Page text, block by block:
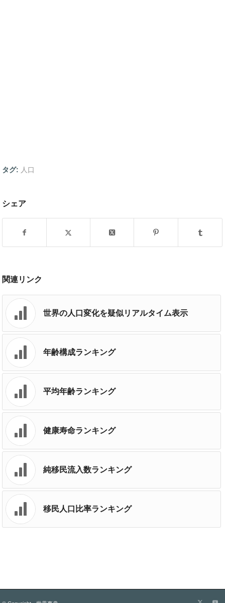
タグ: 人口
シェア
関連リンク
世界の人口変化を疑似リアルタイム表示
年齢構成ランキング
平均年齢ランキング
健康寿命ランキング
純移民流入数ランキング
移民人口比率ランキング